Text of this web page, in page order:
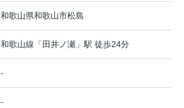
和歌山県和歌山市松島
和歌山線 「 田井ノ瀬 」駅 徒歩24分
-
-